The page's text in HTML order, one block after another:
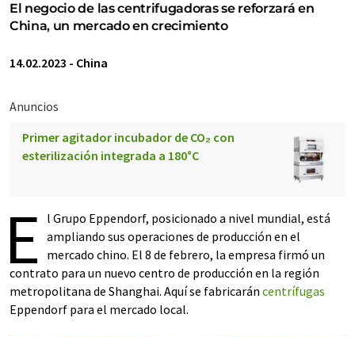
El negocio de las centrifugadoras se reforzará en
China, un mercado en crecimiento
14.02.2023 - China
Anuncios
Primer agitador incubador de CO₂ con
esterilización integrada a 180°C
E
l Grupo Eppendorf, posicionado a nivel mundial, está
ampliando sus operaciones de producción en el
mercado chino. El 8 de febrero, la empresa firmó un
contrato para un nuevo centro de producción en la región
metropolitana de Shanghai. Aquí se fabricarán centrífugas
Eppendorf para el mercado local.